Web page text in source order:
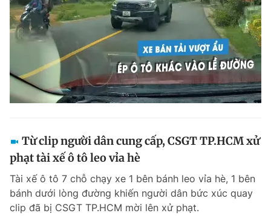
Video Magazine
Sản phẩm khác
Tiện ích Bạn cần biết
Thông tin tòa soạn Liên hệ quảng cáo
Từ clip người dân cung cấp, CSGT TP.HCM xử
phạt tài xế ô tô leo vỉa hè
Tài xế ô tô 7 chỗ chạy xe 1 bên bánh leo vỉa hè, 1 bên
bánh dưới lòng đường khiến người dân bức xúc quay
clip đã bị CSGT TP.HCM mời lên xử phạt.